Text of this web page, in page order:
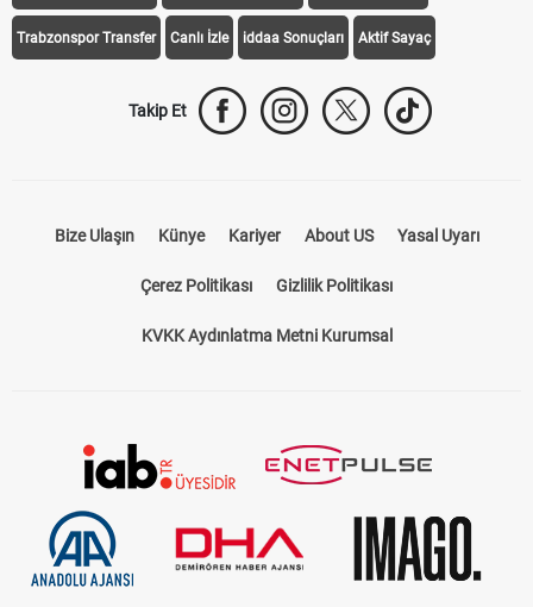
Trabzonspor Transfer Canlı İzle iddaa Sonuçları Aktif Sayaç
Takip Et
Bize Ulaşın Künye Kariyer About US Yasal Uyarı
Çerez Politikası Gizlilik Politikası
KVKK Aydınlatma Metni Kurumsal